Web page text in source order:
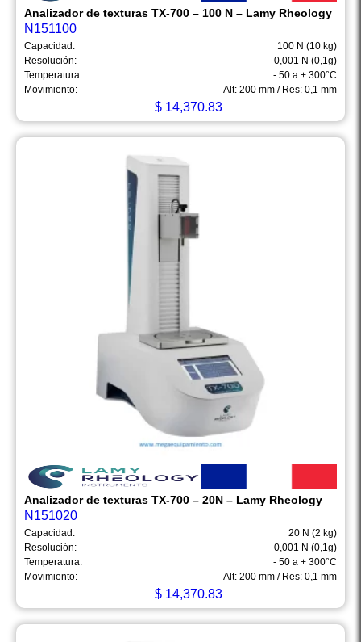
Analizador de texturas TX-700 – 100 N – Lamy Rheology
N151100
Capacidad:
100 N (10 kg)
Resolución:
0,001 N (0,1g)
Temperatura:
- 50 a + 300°C
Movimiento:
Alt: 200 mm / Res: 0,1 mm
$ 14,370.83
Analizador de texturas TX-700 – 20N – Lamy Rheology
N151020
Capacidad:
20 N (2 kg)
Resolución:
0,001 N (0,1g)
Temperatura:
- 50 a + 300°C
Movimiento:
Alt: 200 mm / Res: 0,1 mm
$ 14,370.83